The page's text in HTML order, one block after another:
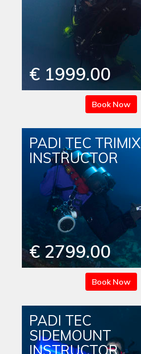
€ 1999.00
Book Now
PADI TEC TRIMIX
INSTRUCTOR
€ 2799.00
Book Now
PADI TEC
SIDEMOUNT
INSTRUCTOR